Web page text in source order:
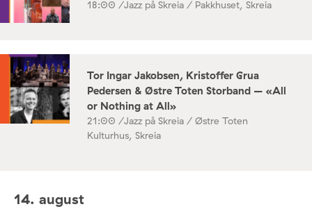
18:00 /Jazz på Skreia / Pakkhuset, Skreia
Tor Ingar Jakobsen, Kristoffer Grua
Pedersen & Østre Toten Storband – «All
or Nothing at All»
21:00 /Jazz på Skreia / Østre Toten
Kulturhus, Skreia
14. august